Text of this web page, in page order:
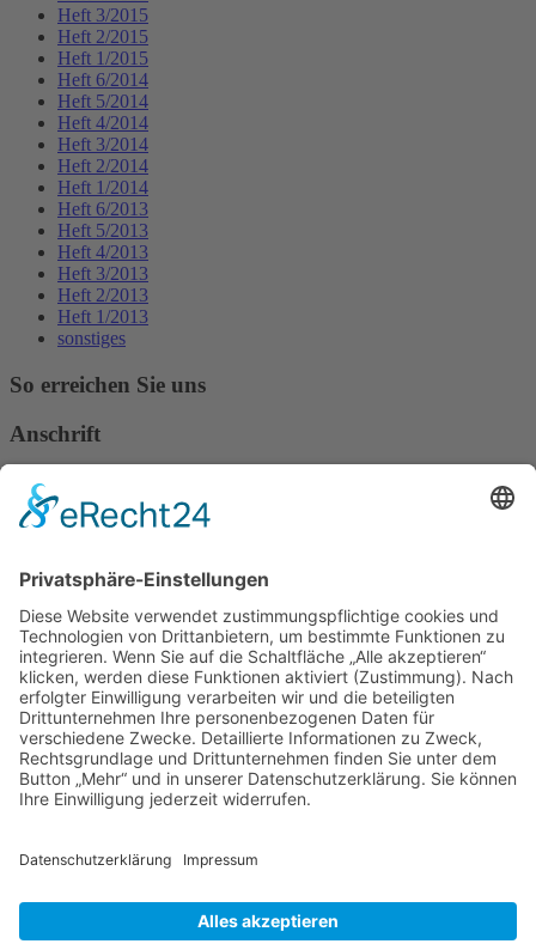
Heft 3/2015
Heft 2/2015
Heft 1/2015
Heft 6/2014
Heft 5/2014
Heft 4/2014
Heft 3/2014
Heft 2/2014
Heft 1/2014
Heft 6/2013
Heft 5/2013
Heft 4/2013
Heft 3/2013
Heft 2/2013
Heft 1/2013
sonstiges
So erreichen Sie uns
Anschrift
Verband Deutscher Tierheilpraktiker e.V.
Verbandsverwaltung
Am Rosenbraken 12
E-Mail
Diese E-Mail-Adresse ist vor Spambots geschützt! Zur Anzeige
muss JavaScript eingeschaltet sein!
Diese E-Mail-Adresse ist vor Spambots geschützt! Zur Anzeige
muss JavaScript eingeschaltet sein!
Telefon Service-Team
Tel: 0261-1349 5200
Tel: 0172-546 19 20
Datenschutzerklärung